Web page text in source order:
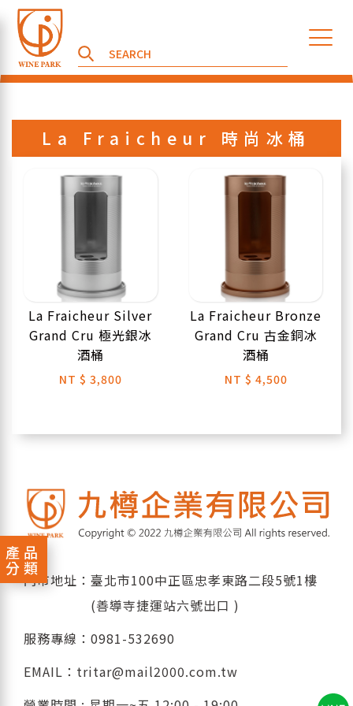
產品
分類
La Fraicheur 時尚冰桶
La Fraicheur Silver
Grand Cru 極光銀冰
酒桶
NT $ 3,800
La Fraicheur Bronze
Grand Cru 古金銅冰
酒桶
NT $ 4,500
門市地址：臺北市100中正區忠孝東路二段5號1樓
(善導寺捷運站六號出口 )
服務專線： 0981-532690
EMAIL： tritar@mail2000.com.tw